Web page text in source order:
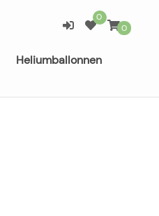
0
0
Heliumballonnen